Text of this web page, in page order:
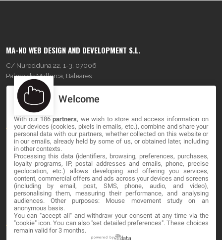
MA-NO WEB DESIGN AND DEVELOPMENT S.L.
C/ Nuredduna 22, 1-3, 07006
Palma de Mallorca, Baleares
OUR COMPANY
About
Blog
Contact
LEGAL
Cookies
Avviso Legale
Welcome
With our 186partners, we wish to store and access information on
your devices (cookies, pixels in emails, etc.), combine and share your
personal data with our partners, whether collected on this website or
in our emails, already held by some of us, or obtained later, including
in other contexts.
Processing this data (identifiers, browsing, preferences, purchases,
loyalty programs, IP, postal addresses and emails, phone, precise
geolocation, etc.) allows developing and offering you services,
content, commercial offers and ads across your devices and screens
(including by email, post, SMS, phone, audio, and video),
personalising them, measuring their performance, and analysing
audiences. Other purposes: Mouse movement study on an
anonymous basis.
You can "accept all" and withdraw your consent at any time via the
"cookie" icon. You can also "set detailed preferences". These choices
remain valid for 3 months.
powered by